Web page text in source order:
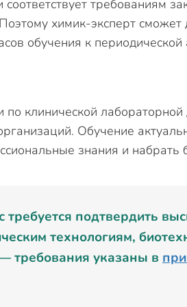
требованиям
химик-эксперт сможет
обучения к периодической
клинической лабораторной
Обучение
знания и набрать
требуется подтвердить
технологиям,
требования указаны в